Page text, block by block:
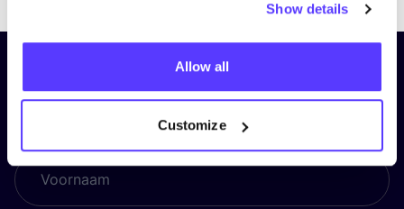
Show details
Allow all
Customize
Schrijf je in op onze nieuwsbrief
en blijf op de hoogte!